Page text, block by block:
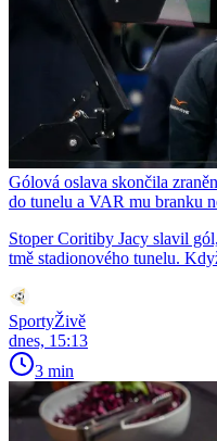
Gólová oslava skončila
do tunelu a VAR mu branku
Stoper Coritiby Jacy slavil
tmě stadionového tunelu.
SportyŽivě
dnes, 15:13
3 min